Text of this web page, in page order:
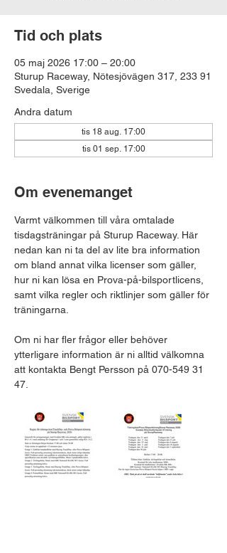
Tid och plats
05 maj 2026 17:00 – 20:00
Sturup Raceway, Nötesjövägen 317, 233 91
Svedala, Sverige
Andra datum
tis 18 aug. 17:00
tis 01 sep. 17:00
Om evenemanget
Varmt välkommen till våra omtalade
tisdagsträningar på Sturup Raceway. Här
nedan kan ni ta del av lite bra information
om bland annat vilka licenser som gäller,
hur ni kan lösa en Prova-på-bilsportlicens,
samt vilka regler och riktlinjer som gäller för
träningarna.​
Om ni har fler frågor eller behöver
ytterligare information är ni alltid välkomna
att kontakta Bengt Persson på 070-549 31
47.